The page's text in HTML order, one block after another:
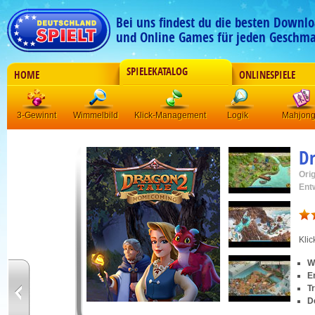
Bei uns findest du die besten
und Online Games für jeden
HOME SPIELEKATALOG ONLINESPIELE
3-Gewinnt Wimmelbild Klick-Management Logik Mahjong